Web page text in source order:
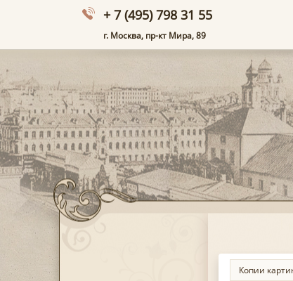
+ 7 (495) 798 31 55
г. Москва, пр-кт Мира, 89